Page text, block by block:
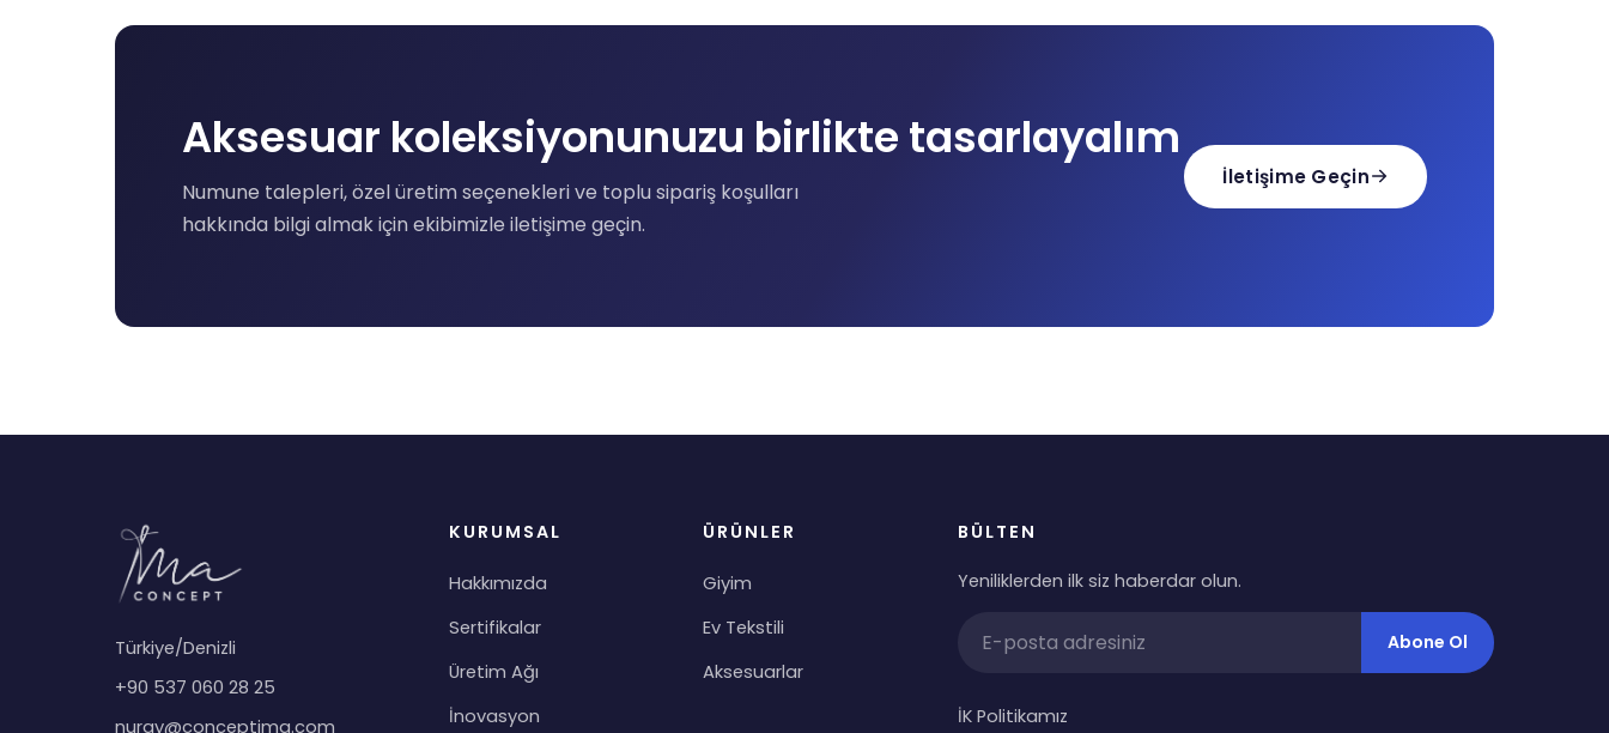
Aksesuar koleksiyonunuzu birlikte tasarlayalım
Numune talepleri, özel üretim seçenekleri ve toplu sipariş koşulları
hakkında bilgi almak için ekibimizle iletişime geçin.
İletişime Geçin
Türkiye/Denizli
+90 537 060 28 25
nuray@conceptima.com
KURUMSAL
Hakkımızda
Sertifikalar
Üretim Ağı
İnovasyon
ÜRÜNLER
Giyim
Ev Tekstili
Aksesuarlar
BÜLTEN
Yeniliklerden ilk siz haberdar olun.
Abone Ol
İK Politikamız